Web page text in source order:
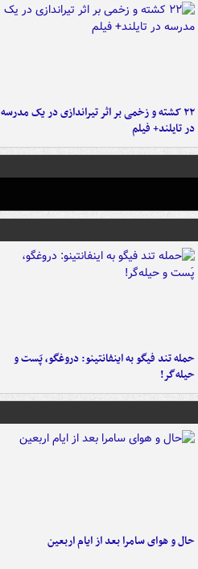
۲۲ کشته و زخمی بر اثر تیراندازی در یک مدرسه
در تایلند+ فیلم
حمله تند فیگو به اینفانتینو: دروغگو، پَست‌ و
حیله‌گر!
حال و هوای سامرا بعد از ایام اربعین